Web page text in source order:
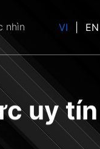
nhìn VI EN
uy